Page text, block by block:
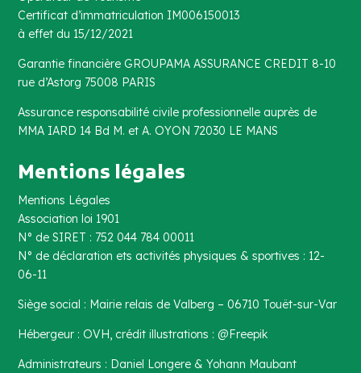
Certificat d’immatriculation IM006150013
à effet du 15/12/2021
Garantie financière GROUPAMA ASSURANCE CREDIT 8-10
rue d’Astorg 75008 PARIS
Assurance responsabilité civile professionnelle auprès de
MMA IARD 14 Bd M. et A. OYON 72030 LE MANS
Mentions légales
Mentions Légales
Association loi 1901
N° de SIRET : 752 044 784 00011
N° de déclaration ets activités physiques & sportives : 12-
06-11
Siège social : Mairie relais de Valberg – 06710 Touët-sur-Var
Hébergeur : OVH, crédit illustrations : @Freepik
Administrateurs : Daniel Longere & Yohann Maubant